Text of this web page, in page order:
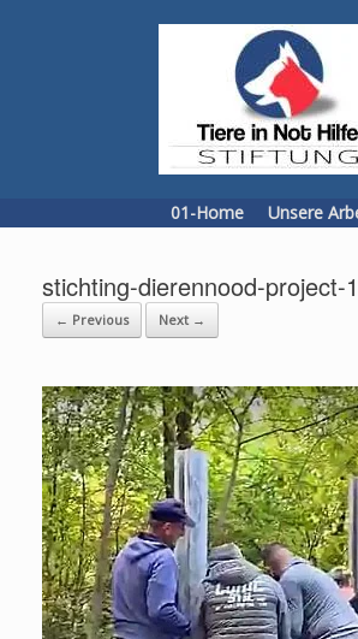
01-Home Unsere
stichting-dierennood-project-
← Previous Next →